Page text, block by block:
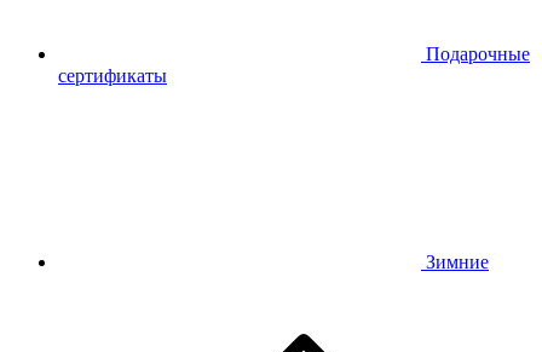
Подарочные
сертификаты
Зимние